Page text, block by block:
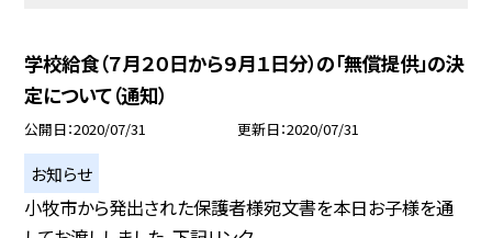
学校給食（７月２０日から９月１日分）の「無償提供」の決
定について（通知）
公開日 2020/07/31 更新日 2020/07/31
お知らせ
小牧市から発出された保護者様宛文書を本日お子様を通